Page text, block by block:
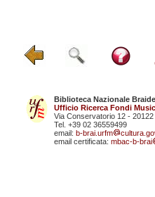
Biblioteca Nazionale
Ufficio Ricerca Fondi
Via Conservatorio 12 - 20122
Tel. +39 02 36559499
email: b-brai.urfm
email certificata: mbac-b-brai